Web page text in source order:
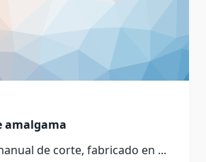
amalgama
de corte, fabricado en ...